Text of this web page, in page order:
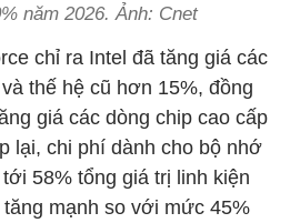
năm 2026. Ảnh: Cnet
chỉ ra Intel đã tăng giá các
thế hệ cũ hơn 15%, đồng
giá các dòng chip cao cấp
lại, chi phí dành cho bộ nhớ
58% tổng giá trị linh kiện
mạnh so với mức 45%